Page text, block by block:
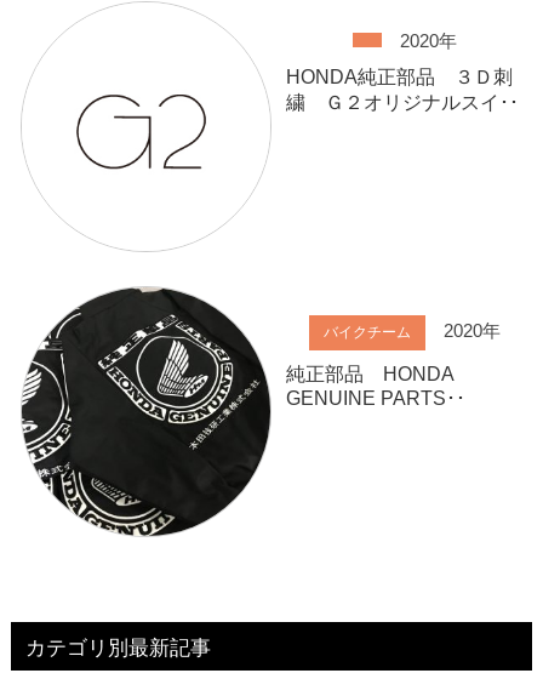
2020年
HONDA純正部品 ３Ｄ刺
繍 Ｇ２オリジナルスイ･･
バイクチーム 2020年
純正部品 HONDA
GENUINE PARTS･･
カテゴリ別最新記事